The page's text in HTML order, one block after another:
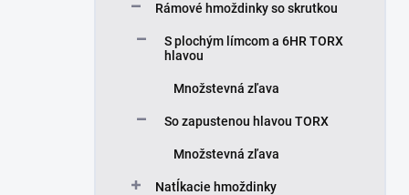
Rámové hmoždinky so skrutkou
S plochým límcom a 6HR TORX
hlavou
Množstevná zľava
So zapustenou hlavou TORX
Množstevná zľava
Natĺkacie hmoždinky